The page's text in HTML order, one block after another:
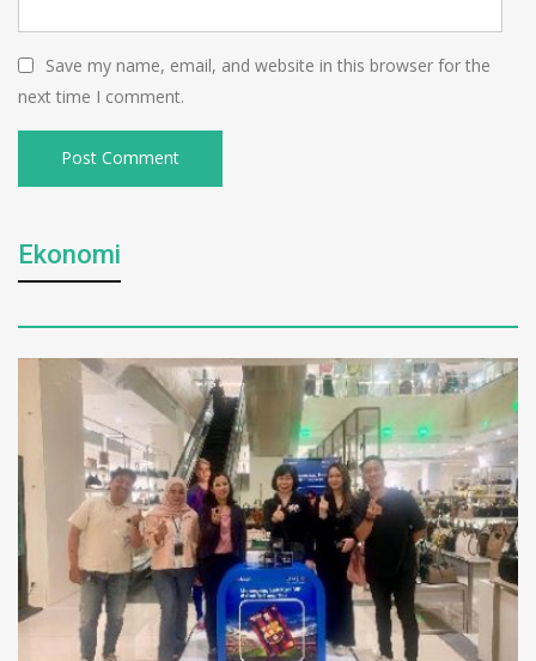
Save my name, email, and website in this browser for the
next time I comment.
Ekonomi